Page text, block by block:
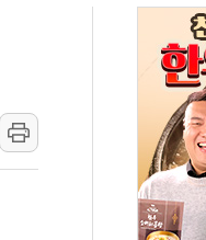
1시간36분만에 주불진화
무관…자료는 전·현직 직원
청두 노선 운항허가 취득...
블로그 창작자 지원 규모 2배
' 실시...휴대폰 결제 최대
교보문고 제휴 전자책 요금제